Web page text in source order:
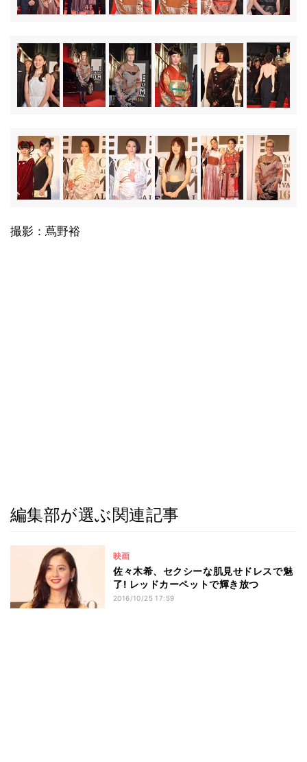
撮影：蔦野裕
編集部が選ぶ関連記事
映画
佐々木希、セクシーな肌見せドレスで魅
了! レッドカーペットで輝き放つ
2016/10/25 17:59